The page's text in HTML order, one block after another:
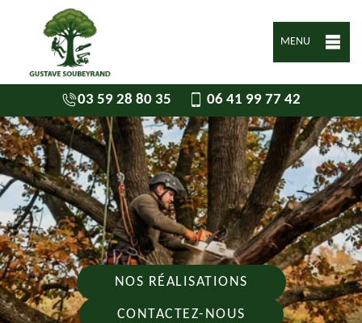
MENU
03 59 28 80 35 06 41 99 77 42
NOS RÉALISATIONS
CONTACTEZ-NOUS